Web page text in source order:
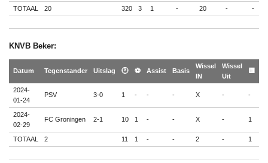
TOTAAL 20 320 3 1 - 20 - -
KNVB Beker:
Datum Tegenstander Uitslag 🕐 ⚽ Assist Basis
Wissel
IN
Wissel
Uit
🟨
2024-
01-24
PSV 3-0 1 - - - X - -
2024-
02-29
FC Groningen 2-1 10 1 - - X - 1
TOTAAL 2 11 1 - - 2 - 1